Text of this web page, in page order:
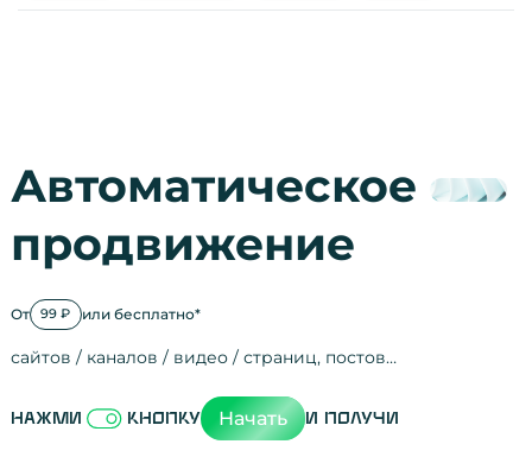
Автоматическое
продвижение
От 99 ₽ или бесплатно*
сайтов / каналов / видео / страниц, постов…
Нажми кнопку Начать и получи